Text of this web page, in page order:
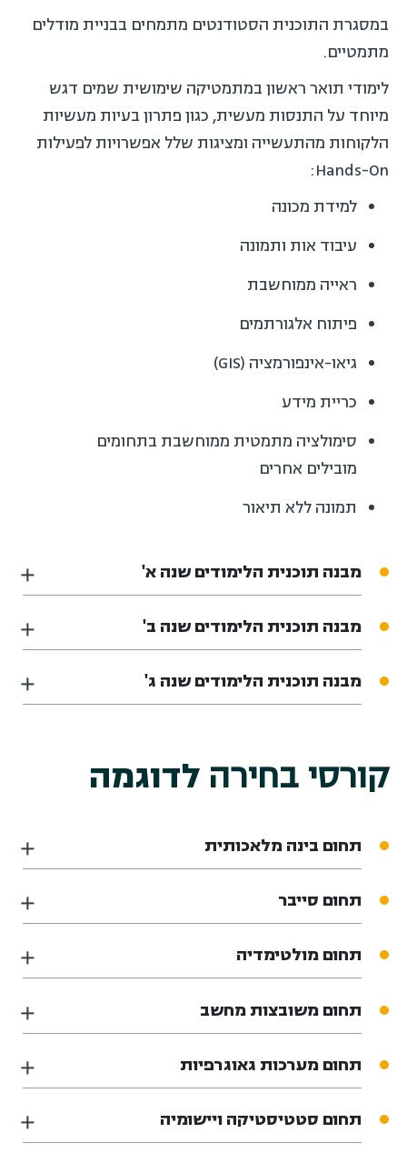
במסגרת התוכנית הסטודנטים מתמחים בבניית מודלים
מתמטיים.
לימודי תואר ראשון במתמטיקה שימושית שמים דגש
מיוחד על התנסות מעשית, כגון פתרון בעיות מעשיות
הלקוחות מהתעשייה ומציגות שלל אפשרויות לפעילות
Hands-On:
למידת מכונה
עיבוד אות ותמונה
ראייה ממוחשבת
פיתוח אלגורתמים
גיאו-אינפורמציה (GIS)
כריית מידע
סימולציה מתמטית ממוחשבת בתחומים
מובילים אחרים
תמונה ללא תיאור
מבנה תוכנית הלימודים שנה א'
מבנה תוכנית הלימודים שנה ב'
מבנה תוכנית הלימודים שנה ג'
קורסי בחירה לדוגמה
תחום בינה מלאכותית
תחום סייבר
תחום מולטימדיה
תחום משובצות מחשב
תחום מערכות גאוגרפיות
תחום סטטיסטיקה ויישומיה